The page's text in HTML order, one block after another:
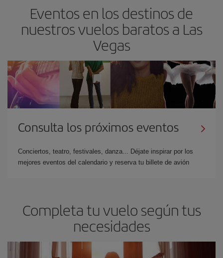
Eventos en los destinos de
nuestros vuelos baratos a Las
Vegas
Consulta los próximos eventos
Conciertos, teatro, festivales, danza... Déjate inspirar por los
mejores eventos del calendario y reserva tu billete de avión
Completa tu vuelo según tus
necesidades